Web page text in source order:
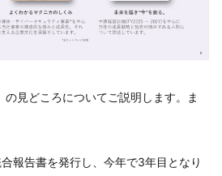
の見どころについてご説明します。ま
報告書を発行し、今年で3年目となり